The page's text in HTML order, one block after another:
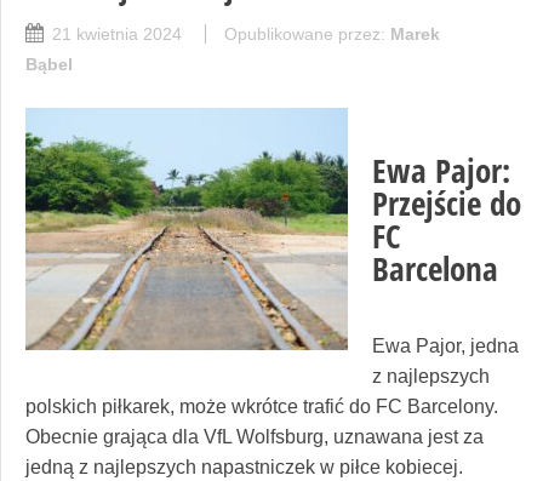
21 kwietnia 2024 Opublikowane przez: Marek
Bąbel
Ewa Pajor:
Przejście do
FC
Barcelona
Ewa Pajor, jedna
z najlepszych
polskich piłkarek, może wkrótce trafić do FC Barcelony.
Obecnie grająca dla VfL Wolfsburg, uznawana jest za
jedną z najlepszych napastniczek w piłce kobiecej.